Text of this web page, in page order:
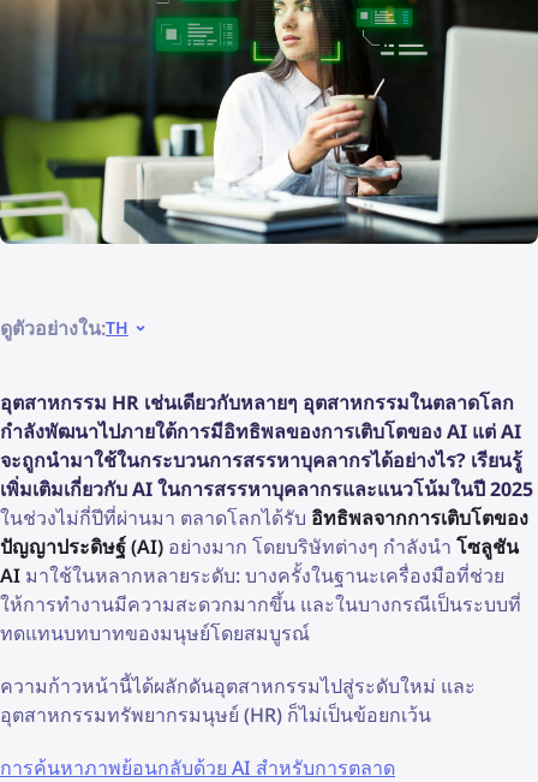
ดูตัวอย่างใน:TH
อุตสาหกรรม HR เช่นเดียวกับหลายๆ อุตสาหกรรมในตลาดโลก
กำลังพัฒนาไปภายใต้การมีอิทธิพลของการเติบโตของ AI แต่ AI
จะถูกนำมาใช้ในกระบวนการสรรหาบุคลากรได้อย่างไร? เรียนรู้
เพิ่มเติมเกี่ยวกับ AI ในการสรรหาบุคลากรและแนวโน้มในปี 2025
ในช่วงไม่กี่ปีที่ผ่านมา ตลาดโลกได้รับ อิทธิพลจากการเติบโตของ
ปัญญาประดิษฐ์ (AI) อย่างมาก โดยบริษัทต่างๆ กำลังนำ โซลูชัน
AI มาใช้ในหลากหลายระดับ: บางครั้งในฐานะเครื่องมือที่ช่วย
ให้การทำงานมีความสะดวกมากขึ้น และในบางกรณีเป็นระบบที่
ทดแทนบทบาทของมนุษย์โดยสมบูรณ์
ความก้าวหน้านี้ได้ผลักดันอุตสาหกรรมไปสู่ระดับใหม่ และ
อุตสาหกรรมทรัพยากรมนุษย์ (HR) ก็ไม่เป็นข้อยกเว้น
การค้นหาภาพย้อนกลับด้วย AI สำหรับการตลาด